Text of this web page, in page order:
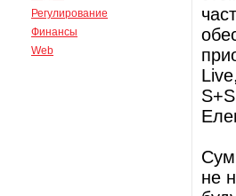
Регулирование
Финансы
Web
не